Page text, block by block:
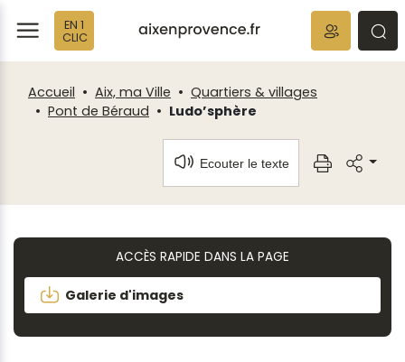
EN 1
CLIC
Accueil Aix, ma Ville
Quartiers & villages
Pont de Béraud
Ludo’sphère
Ecouter le texte
ACCÈS RAPIDE DANS LA PAGE
Galerie d'images
Fenêtre
de
chat
Panneau de gestion des cookies